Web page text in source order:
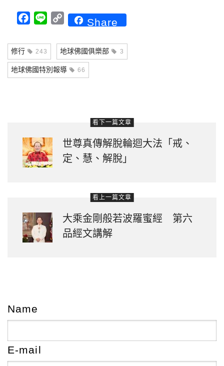
Facebook
Line CopyShare
修行 243 地球佛國俱樂部 3
地球佛國特別報導 66
看下一篇文章
世尊真傳解脫輪迴大法「戒、
定、慧、解脫」
看上一篇文章
大乘金剛般若波羅蜜經 第六
品經文講解
Name
E-mail